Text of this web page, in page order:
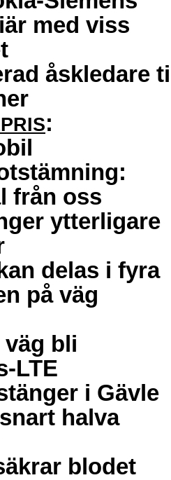
med viss
åskledare
:
från oss
ytterligare
delas i fyra
på väg
väg bli
LTE
i Gävle
halva
blodet